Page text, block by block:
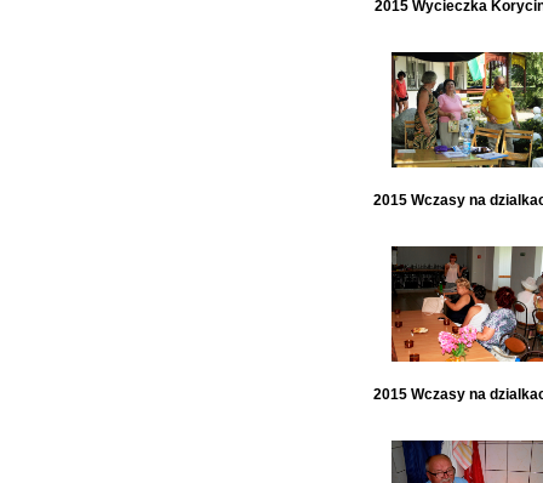
2015 Wycieczka
2015 Wczasy na
2015 Wczasy na